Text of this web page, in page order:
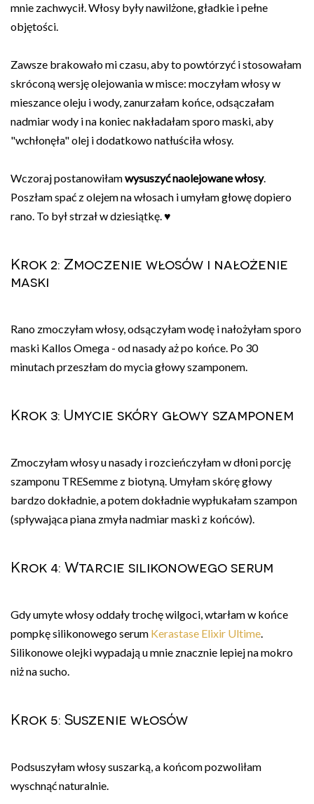
mnie zachwycił. Włosy były nawilżone, gładkie i pełne
objętości.
Zawsze brakowało mi czasu, aby to powtórzyć i stosowałam
skróconą wersję olejowania w misce: moczyłam włosy w
mieszance oleju i wody, zanurzałam końce, odsączałam
nadmiar wody i na koniec nakładałam sporo maski, aby
"wchłonęła" olej i dodatkowo natłuściła włosy.
Wczoraj postanowiłamwysuszyć naolejowane włosy.
Poszłam spać z olejem na włosach i umyłam głowę dopiero
rano. To był strzał w dziesiątkę. ♥
Krok 2: Zmoczenie włosów i nałożenie
maski
Rano zmoczyłam włosy, odsączyłam wodę i nałożyłam sporo
maski Kallos Omega - od nasady aż po końce. Po 30
minutach przeszłam do mycia głowy szamponem.
Krok 3: Umycie skóry głowy szamponem
Zmoczyłam włosy u nasady i rozcieńczyłam w dłoni porcję
szamponu TRESemme z biotyną. Umyłam skórę głowy
bardzo dokładnie, a potem dokładnie wypłukałam szampon
(spływająca piana zmyła nadmiar maski z końców).
Krok 4: Wtarcie silikonowego serum
Gdy umyte włosy oddały trochę wilgoci, wtarłam w końce
pompkę silikonowego serum Kerastase Elixir Ultime.
Silikonowe olejki wypadają u mnie znacznie lepiej na mokro
niż na sucho.
Krok 5: Suszenie włosów
Podsuszyłam włosy suszarką, a końcom pozwoliłam
wyschnąć naturalnie.